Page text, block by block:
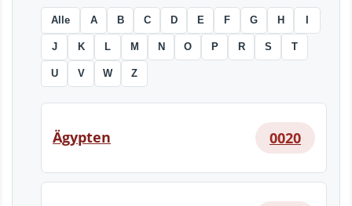
Alle A B C D E F G H
J K L M N O P R S T
U V W Z
Ägypten 0020